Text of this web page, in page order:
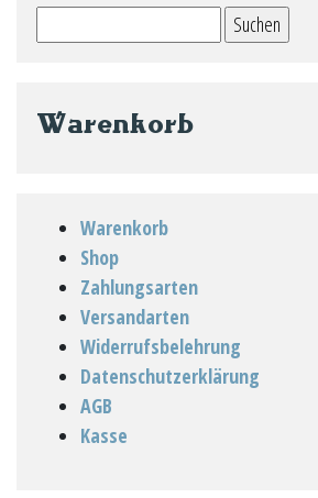
nach:
Warenkorb
Warenkorb
Shop
Zahlungsarten
Versandarten
Widerrufsbelehrung
Datenschutzerklärung
AGB
Kasse